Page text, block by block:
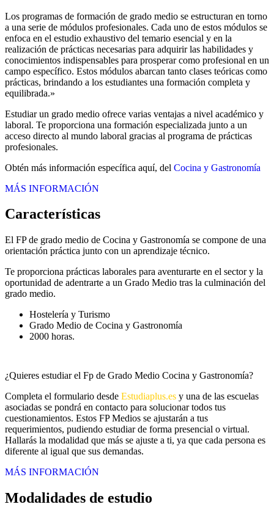
Los programas de formación de grado medio se estructuran en torno
a una serie de módulos profesionales. Cada uno de estos módulos se
enfoca en el estudio exhaustivo del temario esencial y en la
realización de prácticas necesarias para adquirir las habilidades y
conocimientos indispensables para prosperar como profesional en un
campo específico. Estos módulos abarcan tanto clases teóricas como
prácticas, brindando a los estudiantes una formación completa y
equilibrada.»
Estudiar un grado medio ofrece varias ventajas a nivel académico y
laboral. Te proporciona una formación especializada junto a un
acceso directo al mundo laboral gracias al programa de prácticas
profesionales.
Obtén más información específica aquí, del Cocina y Gastronomía
MÁS INFORMACIÓN
Características
El FP de grado medio de Cocina y Gastronomía se compone de una
orientación práctica junto con un aprendizaje técnico.
Te proporciona prácticas laborales para aventurarte en el sector y la
oportunidad de adentrarte a un Grado Medio tras la culminación del
grado medio.
Hostelería y Turismo
Grado Medio de Cocina y Gastronomía
2000 horas.
¿Quieres estudiar el Fp de Grado Medio Cocina y Gastronomía?
Completa el formulario desde Estudiaplus.es y una de las escuelas
asociadas se pondrá en contacto para solucionar todos tus
cuestionamientos. Estos FP Medios se ajustarán a tus
requerimientos, pudiendo estudiar de forma presencial o virtual.
Hallarás la modalidad que más se ajuste a ti, ya que cada persona es
diferente al igual que sus demandas.
MÁS INFORMACIÓN
Modalidades de estudio